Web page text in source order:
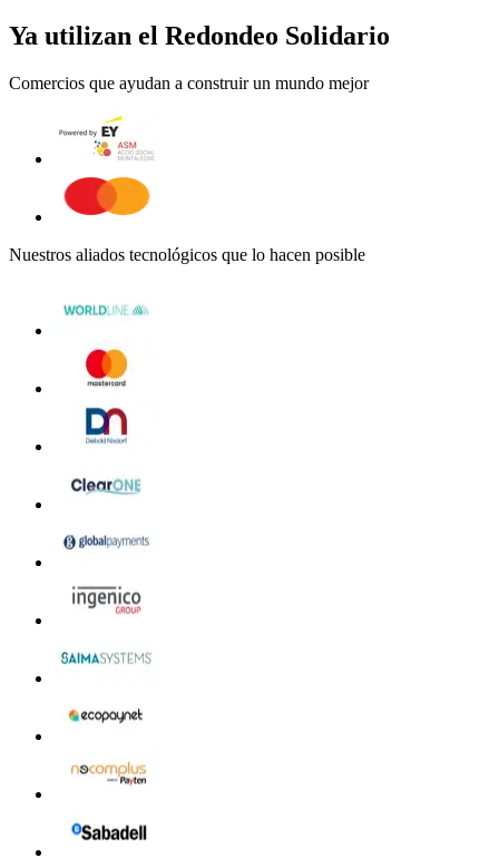
Ya utilizan el Redondeo Solidario
Comercios que ayudan a construir un mundo mejor
Nuestros aliados tecnológicos que lo hacen posible